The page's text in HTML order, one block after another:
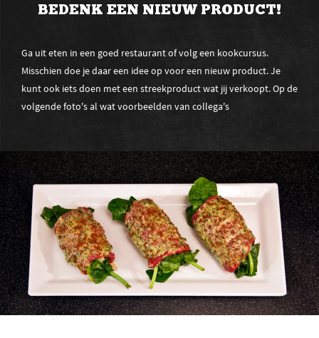
BEDENK EEN NIEUW PRODUCT!
Ga uit eten in een goed restaurant of volg een kookcursus.
Misschien doe je daar een idee op voor een nieuw product. Je
kunt ook iets doen met een streekproduct wat jij verkoopt. Op de
volgende foto's al wat voorbeelden van collega's